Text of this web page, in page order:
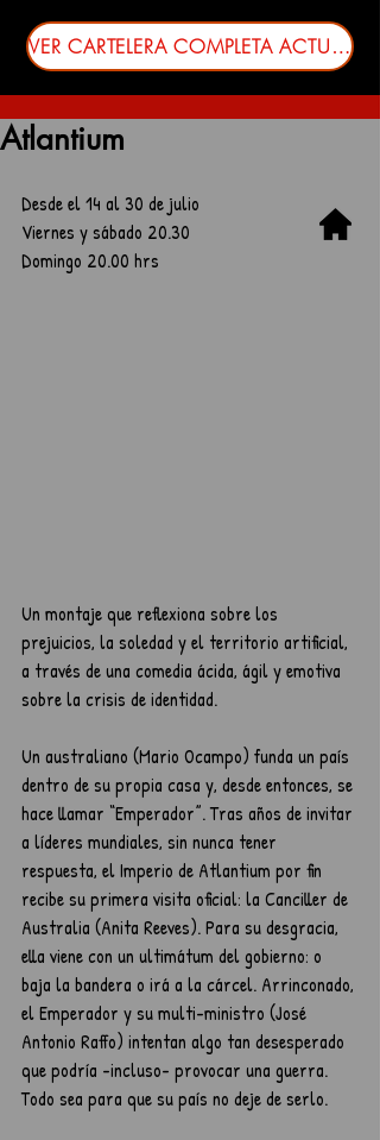
VER CARTELERA COMPLETA ACTUALIZADA
Atlantium
Desde el 14 al 30 de julio
Viernes y sábado 20.30
Domingo 20.00 hrs
Un montaje que reflexiona sobre los
prejuicios, la soledad y el territorio artificial,
a través de una comedia ácida, ágil y emotiva
sobre la crisis de identidad.
Un australiano (Mario Ocampo) funda un país
dentro de su propia casa y, desde entonces, se
hace llamar “Emperador”. Tras años de invitar
a líderes mundiales, sin nunca tener
respuesta, el Imperio de Atlantium por fin
recibe su primera visita oficial: la Canciller de
Australia (Anita Reeves). Para su desgracia,
ella viene con un ultimátum del gobierno: o
baja la bandera o irá a la cárcel. Arrinconado,
el Emperador y su multi-ministro (José
Antonio Raffo) intentan algo tan desesperado
que podría -incluso- provocar una guerra.
Todo sea para que su país no deje de serlo.